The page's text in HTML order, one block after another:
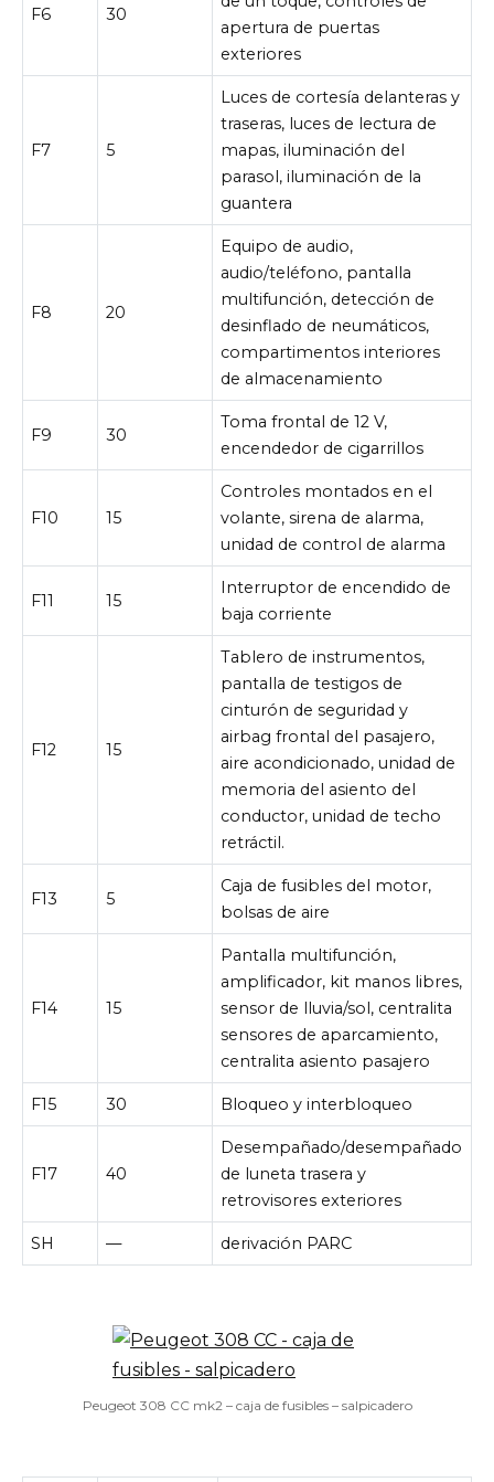
F6 30
apertura de puertas
exteriores
F7 5
Luces de cortesía delanteras y
traseras, luces de lectura de
mapas, iluminación del
parasol, iluminación de la
guantera
F8 20
Equipo de audio,
audio/teléfono, pantalla
multifunción, detección de
desinflado de neumáticos,
compartimentos interiores
de almacenamiento
F9 30
Toma frontal de 12 V,
encendedor de cigarrillos
F10 15
Controles montados en el
volante, sirena de alarma,
unidad de control de alarma
F11 15
Interruptor de encendido de
baja corriente
F12 15
Tablero de instrumentos,
pantalla de testigos de
cinturón de seguridad y
airbag frontal del pasajero,
aire acondicionado, unidad de
memoria del asiento del
conductor, unidad de techo
retráctil.
F13 5
Caja de fusibles del motor,
bolsas de aire
F14 15
Pantalla multifunción,
amplificador, kit manos libres,
sensor de lluvia/sol, centralita
sensores de aparcamiento,
centralita asiento pasajero
F15 30 Bloqueo y interbloqueo
F17 40
Desempañado/desempañado
de luneta trasera y
retrovisores exteriores
SH — derivación PARC
Peugeot 308 CC mk2 – caja de fusibles – salpicadero